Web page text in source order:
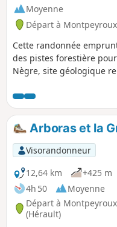
Moyenne
Départ à
Cette randonnée
des pistes forestière
Nègre, site géologique
lequel s'ouvre la Grotte
lampe torche permet
une trentaine de mètres
draperies).Circuit à
chaleur.
Arboras et la
Visorandonneur
12,64 km
+425 m
4h 50
Moyenne
Départ à
(Hérault)